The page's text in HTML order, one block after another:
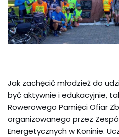
Jak zachęcić młodzież do
być aktywnie i edukacyjnie,
Rowerowego Pamięci Ofiar
organizowanego przez
Energetycznych w Koninie.